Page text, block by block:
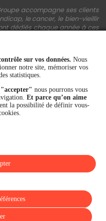
accompagne ses clients
le cancer, le bien-vieillir
dédiés chaque année à ces
sont confirmées par une
par S&P Global Ratings et
financiers, Malakoff Humanis
les mieux notées au monde
niveau Gold - 81/100 en
certifié Top Employer France
3 ans.
sur vos données. Nous
notre site, mémoriser vos
statistiques.
nous pourrons vous
Et parce qu’on aime
la possibilité de définir vous-